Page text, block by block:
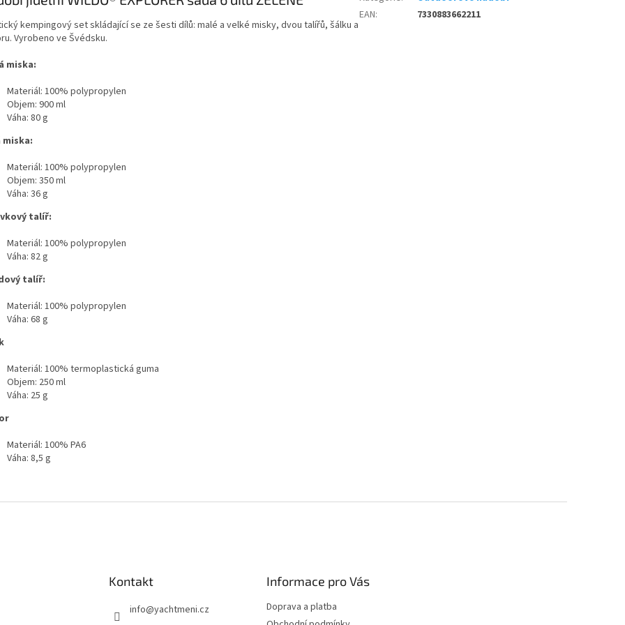
kempingový set skládající se ze šesti dílů: malé a velké misky, dvou talířů, šálku a
Vyrobeno ve Švédsku.
miska:
Materiál: 100% polypropylen
Objem: 900 ml
Váha: 80 g
miska:
Materiál: 100% polypropylen
Objem: 350 ml
Váha: 36 g
talíř:
Materiál: 100% polypropylen
Váha: 82 g
talíř:
Materiál: 100% polypropylen
Váha: 68 g
Materiál: 100% termoplastická guma
Objem: 250 ml
Váha: 25 g
Materiál: 100% PA6
Váha: 8,5 g
EAN: 7330883662211
Kontakt
info@yachtmeni.cz
Informace pro Vás
Doprava a platba